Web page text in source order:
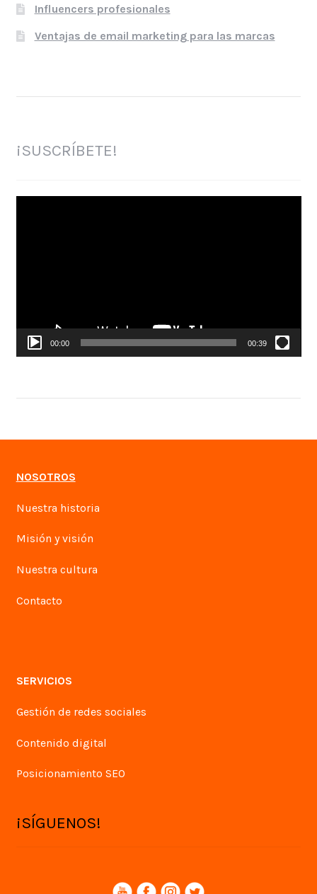
Influencers profesionales
Ventajas de email marketing para las marcas
¡SUSCRÍBETE!
00:00 00:39
NOSOTROS
Nuestra historia
Misión y visión
Nuestra cultura
Contacto
SERVICIOS
Gestión de redes sociales
Contenido digital
Posicionamiento SEO
¡SÍGUENOS!